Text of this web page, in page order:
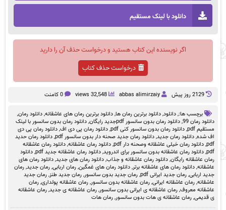
دانلود با لینک مستقیم
اگر نویسنده این کتاب هستید و درخواست حذف آن را دارید
درخواست حذف کتاب
2129 روز پيش abbas alimirzaiy
32,548 views 0 کامنت
برچسب ها:,دانلود,دانلود برترین رمان ها,دانلود برترین رمان های عاشقانه,دانلود رمان,
دانلود رمان 99
,دانلود رمان بدون سانسور pdfجدید رایگان ,دانلود رمان بدون سانسور با لینک
مستقیم pdf
,دانلود رمان بدون سانسور کنی pdf ,دانلود رمان پی دی اف,دانلود رمان پی دی
اف شده,دانلود رمان جدید,دانلود رمان جدید صحنه دار بدون سانسور pdf ,دانلود رمان حدید
pdf
,دانلود رمان خیلی عاشقانه وصحنه دار pdf ,دانلود رمان عاشقانه,دانلود رمان عاشقانه
pdf
,دانلود رمان عاشقانه بدون سانسور برای اندروید,دانلود رمان عاشقانه جدید pdf ,دانلود
رمان عاشقانه رایگان,دانلود رمان عاشقانه و جذاب,دانلود رمان های جدید,دانلود رمان های
عاشقانه,دانلود رمان های عاشقانه برتر,دانلود رمان های غمگین,رمان اربابی,رمان جدید,رمان
جدید اربابی,رمان جدید ایرانی pdf ,رمان جدید بدون سانسور,رمان جدید طنز,رمان جدید
عاشقانه,رمان عاشقانه ایرانی,رمان عاشقانه بدون سانسور,رمان عاشقانه پولداری,رمان
عاشقانه معروف,رمان عاشقانه ی ایرانی بدون سانسور,رمان عاشقانه ی جدید,رمان عاشقانه
ی قدیمی,رمان عاشقانه ی هات بدون سانسور,رمان هات